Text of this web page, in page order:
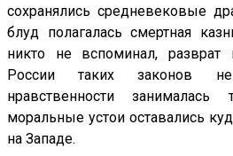
сохранялись средневековые
блуд полагалась смертная
никто не вспоминал, разврат
России таких законов
нравственности
моральные устои оставались
на Западе.